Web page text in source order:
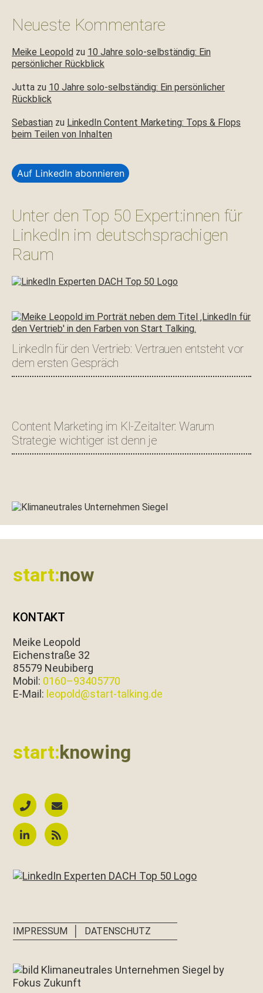
Neueste Kommentare
Meike Leopold zu 10 Jahre solo-selbständig: Ein
persönlicher Rückblick
Jutta zu 10 Jahre solo-selbständig: Ein persönlicher
Rückblick
Sebastian zu LinkedIn Content Marketing: Tops & Flops
beim Teilen von Inhalten
Auf LinkedIn abonnieren
Unter den Top 50 Expert:innen für
LinkedIn im deutschsprachigen
Raum
LinkedIn für den Vertrieb: Vertrauen entsteht vor
dem ersten Gespräch
Content Marketing im KI-Zeitalter: Warum
Strategie wichtiger ist denn je
start:now
KONTAKT
Meike Leopold
Eichen­straße 32
85579 Neubiberg
Mobil: 0160–93405770
E‑Mail: leopold@start-talking.de
start:knowing
IMPRESSUM DATENSCHUTZ